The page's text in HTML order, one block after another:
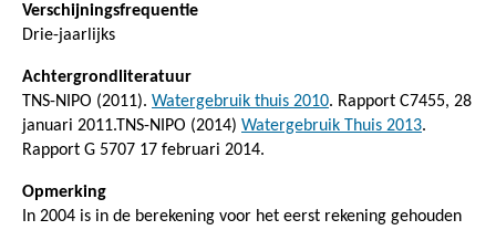
Verschijningsfrequentie
Drie-jaarlijks
Achtergrondliteratuur
TNS-NIPO (2011). Watergebruik thuis 2010. Rapport C7455, 28
januari 2011.TNS-NIPO (2014) Watergebruik Thuis 2013.
Rapport G 5707 17 februari 2014.
Opmerking
In 2004 is in de berekening voor het eerst rekening gehouden